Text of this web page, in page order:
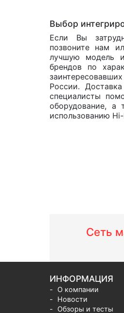
Выбор
Если Вы
позвоните нам
лучшую модель
брендов по
России.
специалисты
оборудование, а
использованию
Сеть
ИНФОРМАЦИЯ
О компании
Новости
Обзоры и тесты